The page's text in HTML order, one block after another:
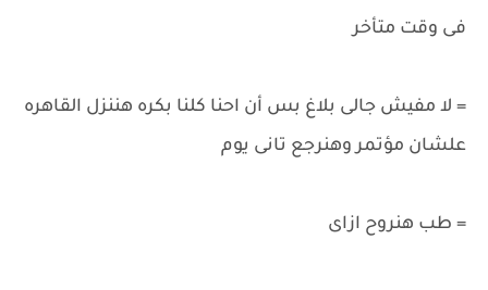
فى وقت متأخر
= لا مفيش جالى بلاغ بس أن احنا كلنا بكره هننزل القاهره
علشان مؤتمر وهنرجع تانى يوم
= طب هنروح ازاى